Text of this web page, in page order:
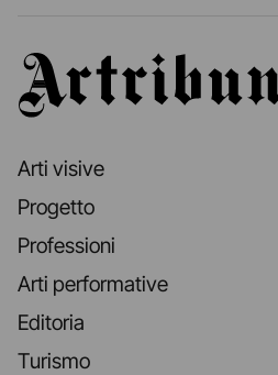
Artribune
Arti visive
Progetto
Professioni
Arti performative
Editoria
Turismo